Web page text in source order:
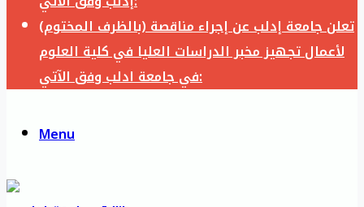
تعلن جامعة إدلب عن إجراء مناقصة (بالظرف المختوم)
لأعمال تجهيز مخبر الدراسات العليا في كلية العلوم
في جامعة ادلب وفق الآتي:
Menu